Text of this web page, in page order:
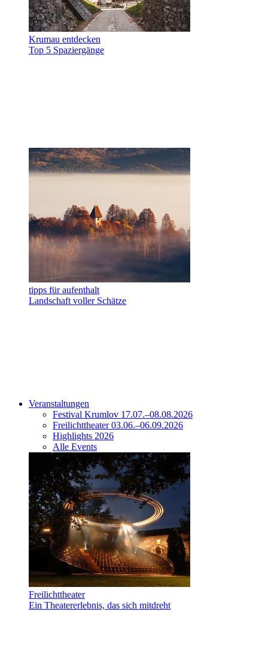
Krumau entdecken
Top 5 Spaziergänge
tipps für aufenthalt
Landschaft voller Schätze
Veranstaltungen
Festival Krumlov 17.07.–08.08.2026
Freilichttheater 03.06.–06.09.2026
Highlights 2026
Alle Events
Freilichttheater
Ein Theatererlebnis, das sich mitdreht